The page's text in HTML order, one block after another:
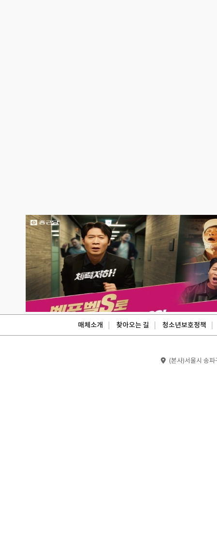
매체소개 찾아오는 길 청소년보호정책
(본사)서울시 송